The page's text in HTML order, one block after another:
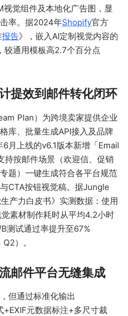
视觉组件及本地化广告图，显
率。据2024年Shopify官方
报告》，嵌入AI定制视觉内容的
较通用模板高2.7个百分点
提效到邮件转化闭环
Plan）为跨境卖家提供企业
库、批量生成API接入及品牌
月上线的v6.1版本新增「Email
按邮件场景（欢迎信、促销
题）一键生成符合各平台规范
CTA按钮视觉稿。据Jungle
产力白皮书》实测数据：使用
素材制作耗时从平均4.2小时
测试通过率提升至67%
）。
邮件平台无缝集成
但通过标准化输出
+EXIF元数据标注+多尺寸裁